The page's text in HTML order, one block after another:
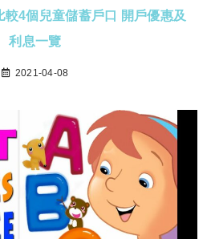
較4個兒童儲蓄戶口 開戶優惠及
利息一覽
2021-04-08